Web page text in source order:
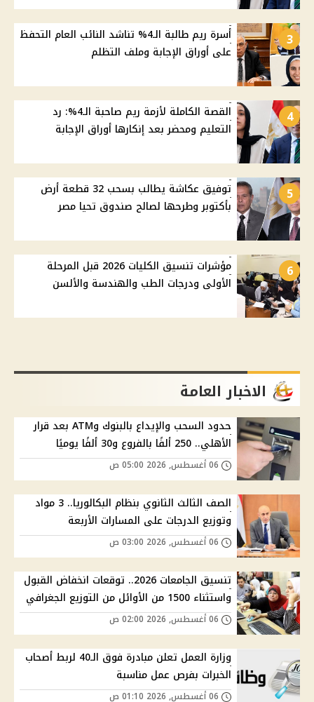
3
أسرة ريم طالبة الـ4% تناشد النائب العام التحفظ
على أوراق الإجابة وملف التظلم
4
القصة الكاملة لأزمة ريم صاحبة الـ4%: رد
التعليم ومحضر بعد إنكارها أوراق الإجابة
5
توفيق عكاشة يطالب بسحب 32 قطعة أرض
بأكتوبر وطرحها لصالح صندوق تحيا مصر
6
مؤشرات تنسيق الكليات 2026 قبل المرحلة
الأولى ودرجات الطب والهندسة والألسن
الاخبار العامة
حدود السحب والإيداع بالبنوك وATM بعد قرار
الأهلي.. 250 ألفًا بالفروع و30 ألفًا يوميًا
الصف الثالث الثانوي بنظام البكالوريا.. 3 مواد
وتوزيع الدرجات على المسارات الأربعة
تنسيق الجامعات 2026.. توقعات انخفاض القبول
واستثناء 1500 من الأوائل من التوزيع الجغرافي
وزارة العمل تعلن مبادرة فوق الـ40 لربط أصحاب
الخبرات بفرص عمل مناسبة